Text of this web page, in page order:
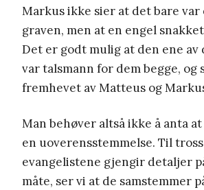
Markus ikke sier at det bare var
graven, men at en engel
Det er godt mulig at den ene av
var talsmann for dem begge, og
fremhevet av Matteus og
Man behøver altså ikke å anta
en uoverensstemmelse. Til
evangelistene gjengir detaljer
måte, ser vi at de samstemmer